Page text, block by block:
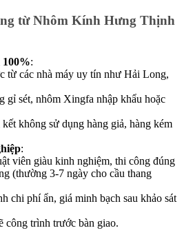
từ Nhôm Kính Hưng Thịnh
:
từ các nhà máy uy tín như Hải Long,
gỉ sét, nhôm Xingfa nhập khẩu hoặc
không sử dụng hàng giả, hàng kém
:
viên giàu kinh nghiệm, thi công đúng
(thường 3-7 ngày cho cầu thang
chi phí ẩn, giá minh bạch sau khảo sát
công trình trước bàn giao.